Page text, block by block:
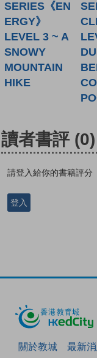
SERIES《EN
ERGY》
LEVEL 3 ~ A
SNOWY
MOUNTAIN
HIKE
讀者書評 (0)
請登入給你的書籍評分
登入
關於教城 最新